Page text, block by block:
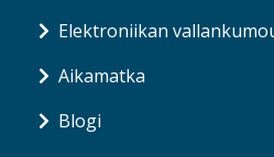
Elektroniikan
Aikamatka
Blogi